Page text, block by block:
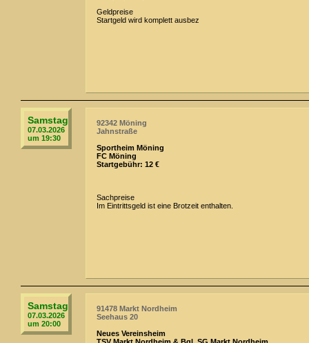
Geldpreise
Startgeld wird komplett ausbez
Samstag
07.03.2026
um 19:30
92342 Möning
Jahnstraße
Sportheim Möning
FC Möning
Startgebühr: 12 €
Sachpreise
Im Eintrittsgeld ist eine Brotzeit enthalten.
Samstag
07.03.2026
um 20:00
91478 Markt Nordheim
Seehaus 20
Neues Vereinsheim